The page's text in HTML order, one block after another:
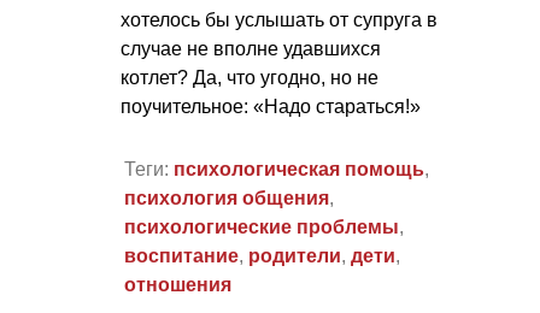
хотелось бы услышать от супруга в
случае не вполне удавшихся
котлет? Да, что угодно, но не
поучительное: «Надо стараться!»
Теги: психологическая помощь,
психология общения,
психологические проблемы,
воспитание, родители, дети,
отношения